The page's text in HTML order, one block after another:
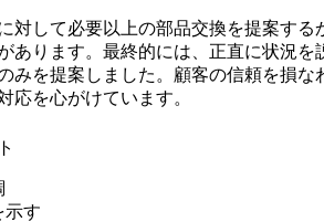
対して必要以上の部品交換を提案する
あります。最終的には、正直に状況を
みを提案しました。顧客の信頼を損な
応を心がけています。
示す